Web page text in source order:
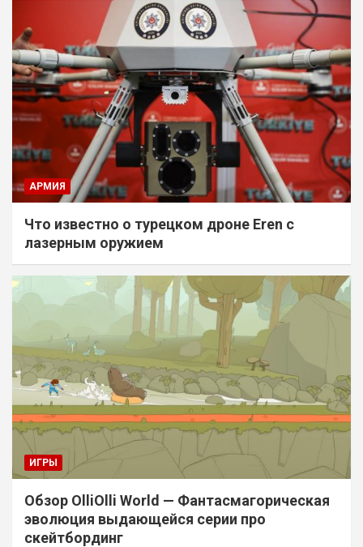
АРМИЯ
Что известно о турецком дроне Eren с
лазерным оружием
ИГРЫ
Обзор OlliOlli World — Фантасмагорическая
эволюция выдающейся серии про
скейтбординг